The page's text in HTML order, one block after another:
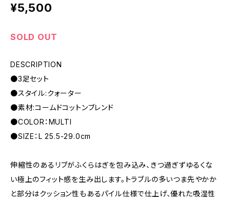
¥5,500
SOLD OUT
DESCRIPTION
●3足セット
●スタイル:クォーター
●素材:コームドコットンブレンド
●COLOR：MULTI
●SIZE：L 25.5-29.0cm
伸縮性のあるリブがふくらはぎを包み込み、きつ過ぎずゆるくな
い極上のフィット感を生み出します。トラブルの多いつま先やかか
と部分はクッション性もあるパイル仕様で仕上げ、優れた吸湿性